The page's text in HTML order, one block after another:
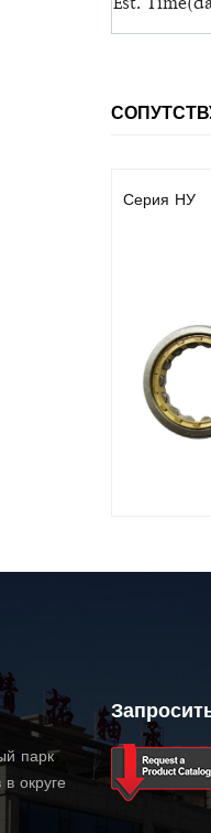
Серия НУ
парк
округе